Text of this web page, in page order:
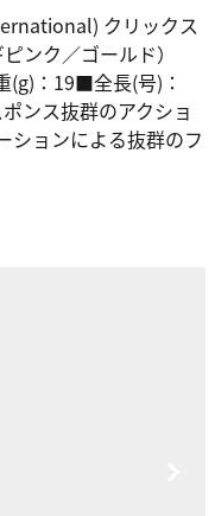
クリックス
ンク／ゴールド）
(g)：19■全長(号)：
ンス抜群のアクショ
ションによる抜群のフ